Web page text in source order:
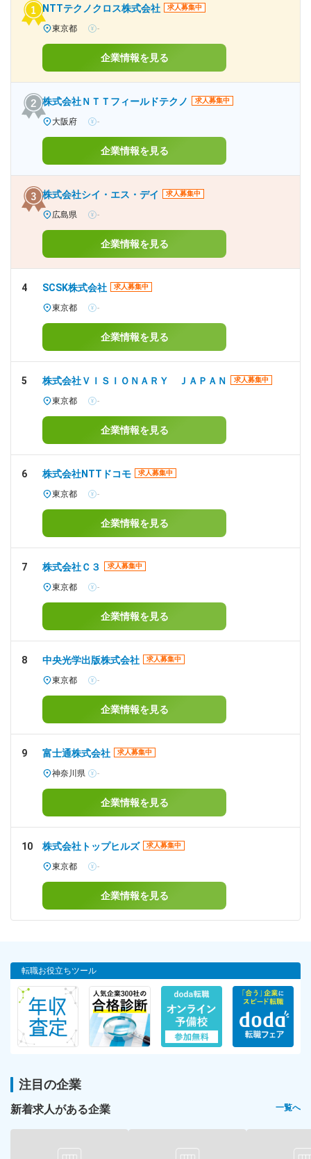
NTTテクノクロス株式会社 求人募集中
東京都 -
企業情報を見る
株式会社ＮＴＴフィールドテクノ 求人募集中
大阪府 -
企業情報を見る
株式会社シイ・エス・デイ 求人募集中
広島県 -
企業情報を見る
4 SCSK株式会社 求人募集中
東京都 -
企業情報を見る
5 株式会社ＶＩＳＩＯＮＡＲＹ ＪＡＰＡＮ 求人募集中
東京都 -
企業情報を見る
6 株式会社NTTドコモ 求人募集中
東京都 -
企業情報を見る
7 株式会社Ｃ３ 求人募集中
東京都 -
企業情報を見る
8 中央光学出版株式会社 求人募集中
東京都 -
企業情報を見る
9 富士通株式会社 求人募集中
神奈川県 -
企業情報を見る
10 株式会社トップヒルズ 求人募集中
東京都 -
企業情報を見る
転職お役立ちツール
注目の企業
新着求人がある企業 一覧へ